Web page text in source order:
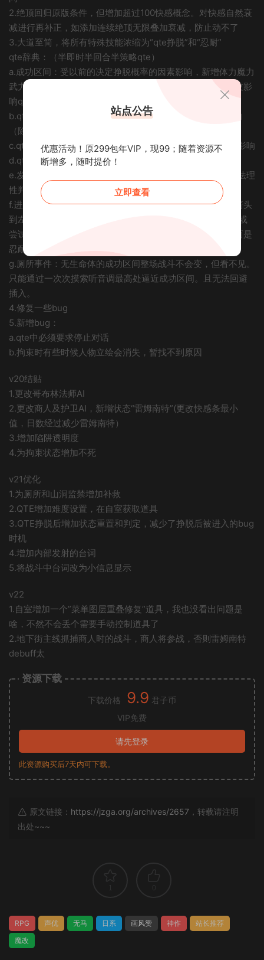
2.绝顶回归原版条件，但增加超过100快感概念。对快感自然衰
减进行再补正，如添加连续绝顶无限叠加衰减，防止动不了
3.大道至简，将所有特殊技能浓缩为“qte挣脱”和“忍耐”
qte辞典：（半即时半回合半策略qte）
a.成功区间：受以前的决定挣脱概率的因素影响，新增体力魔力
武力影响。魔攻影响qte技能给予成功区间的附件长度，物攻影
响qte成功区间常驻长度。
b.qte条总长度：与敌人总数有关，实现数量带来的难度影响
（除了拘束中敌人数量是影响成功区间）
c.qte速度：受快感值、qte技能、液体条、敌人即时骚扰的影响
d.qte结束：绝顶、回合结束（有修正）、决定qte
e.发晴值：从条中部开始扩大的粉条，会遮蔽成功区间，无法理
性判断
f.进入回避：准备进入的敌人在最后行动，若在其行动时，箭头
到左端位置的占比没有超过目标值，则回避失败。需凭运气或
尝试激烈挣扎调整位置。若在其行动时，没有进行qte挣脱而是
忍耐，则也回避失败。
g.厕所事件：无生命体的成功区间整场战斗不会变，但看不见。
只能通过一次次摸索听音调最高处逼近成功区间。且无法回避
插入。
4.修复一些bug
5.新增bug：
a.qte中必须要求停止对话
b.拘束时有些时候人物立绘会消失，暂找不到原因
v20结贴
1.更改哥布林法师AI
2.更改商人及护卫AI，新增状态“雷姆南特”(更改快感条最小
值，日数经过减少雷姆南特）
3.增加陷阱透明度
4.为拘束状态增加不死
v21优化
1.为厕所和山洞监禁增加补救
2.QTE增加难度设置，在自室获取道具
3.QTE挣脱后增加状态重置和判定，减少了挣脱后被进入的bug
时机
4.增加内部发射的台词
5.将战斗中台词改为小信息显示
v22
1.自室增加一个”菜单图层重叠修复”道具，我也没看出问题是
啥，不然不会丢个需要手动控制道具了
2.地下街主线抓捕商人时的战斗，商人将参战，否则雷姆南特
debuff太
资源下载
下载价格 9.9 君子币
VIP免费
请先登录
此资源购买后7天内可下载。
原文链接： https://jzga.org/archives/2657 ，转载请注明
出处~~~
RPG 声优 无马 日系 画风赞 神作
站长推荐
魔改
站点公告
优惠活动！原299包年VIP，现99；随着资源不
断增多，随时提价！
立即查看